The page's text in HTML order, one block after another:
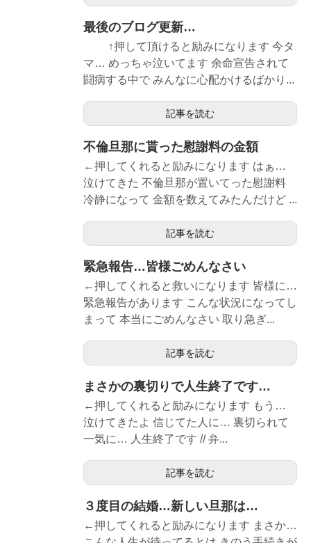
最後のブログ更新…
↑押して頂けると励みになります 今タ
マ… めっちゃ泣いてます 余命宣告されて
闘病する中で みんなに心配かけるばかり...
記事を読む
不倫旦那に貰った慰謝料の金額
←押してくれると励みになります はぁ…
泣けてきた 不倫旦那が置いてった慰謝料
冷静になって 金額を数えてみたんだけど ...
記事を読む
緊急報告…皆様ごめんなさい
←押してくれると救いになります 皆様に…
緊急報告があります こんな状況になってし
まって 本当にごめんなさい 取り急ぎ...
記事を読む
まさかの裏切りで人生終了です…
←押してくれると励みになります もう…
泣けてきたよ 信じてた人に… 裏切られて
一気に… 人生終了です // 弁...
記事を読む
３度目の結婚…新しい旦那は…
←押してくれると励みになります まさか…